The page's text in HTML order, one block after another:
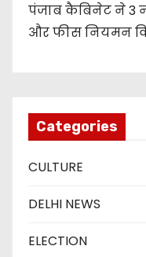
पंजाब कैबिनेट ने 3
और फीस नियमन
Categories
CULTURE
DELHI NEWS
ELECTION